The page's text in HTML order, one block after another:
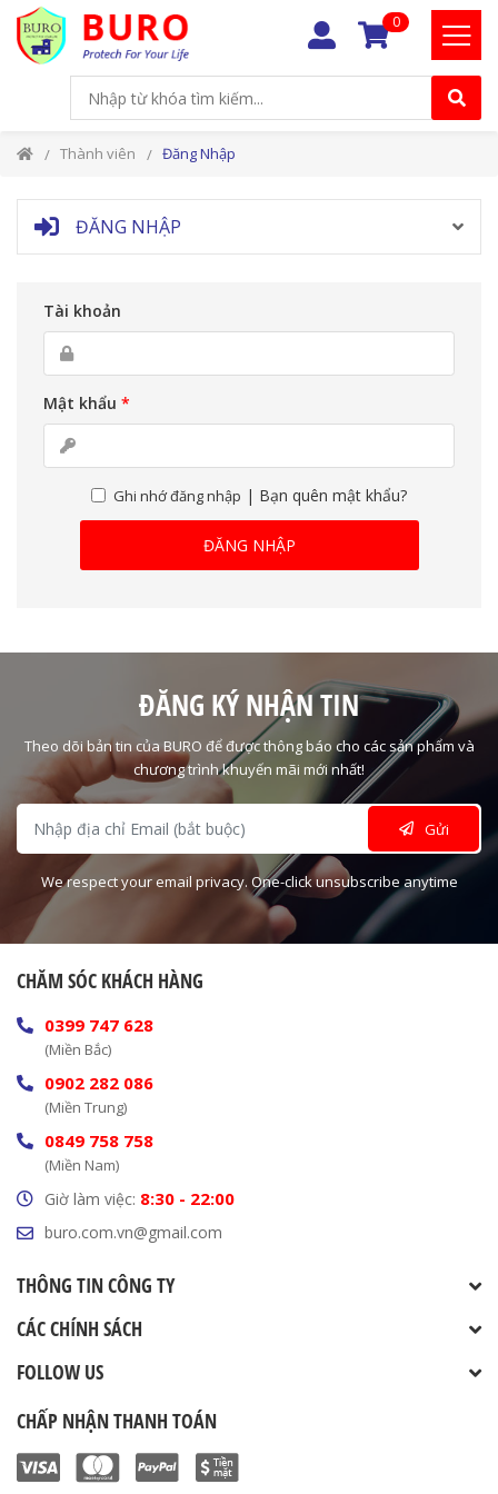
0
Thành viên Đăng Nhập
ĐĂNG NHẬP
Tài khoản
Mật khẩu *
Ghi nhớ đăng nhập | Bạn quên mật khẩu?
ĐĂNG NHẬP
ĐĂNG KÝ NHẬN TIN
Theo dõi bản tin của BURO để được thông báo cho các sản phẩm và
chương trình khuyến mãi mới nhất!
Gửi
We respect your email privacy. One-click unsubscribe anytime
CHĂM SÓC KHÁCH HÀNG
0399 747 628
(Miền Bắc)
0902 282 086
(Miền Trung)
0849 758 758
(Miền Nam)
Giờ làm việc: 8:30 - 22:00
buro.com.vn@gmail.com
THÔNG TIN CÔNG TY
CÁC CHÍNH SÁCH
FOLLOW US
CHẤP NHẬN THANH TOÁN